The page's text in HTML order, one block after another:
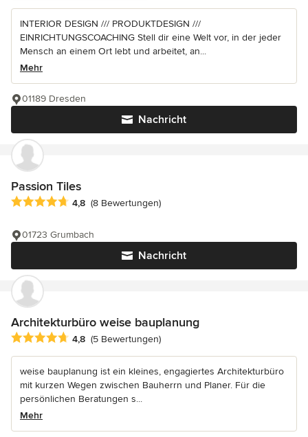
INTERIOR DESIGN /// PRODUKTDESIGN ///
EINRICHTUNGSCOACHING Stell dir eine Welt vor, in der jeder
Mensch an einem Ort lebt und arbeitet, an...
Mehr
Nachricht
01189 Dresden
Passion Tiles
Durchschnittliche Bewertung: 4.8 von 5 Sternen
4,8 (8 Bewertungen)
Nachricht
01723 Grumbach
Architekturbüro weise bauplanung
Durchschnittliche Bewertung: 4.8 von 5 Sternen
4,8 (5 Bewertungen)
weise bauplanung ist ein kleines, engagiertes Architekturbüro
mit kurzen Wegen zwischen Bauherrn und Planer. Für die
persönlichen Beratungen s...
Mehr